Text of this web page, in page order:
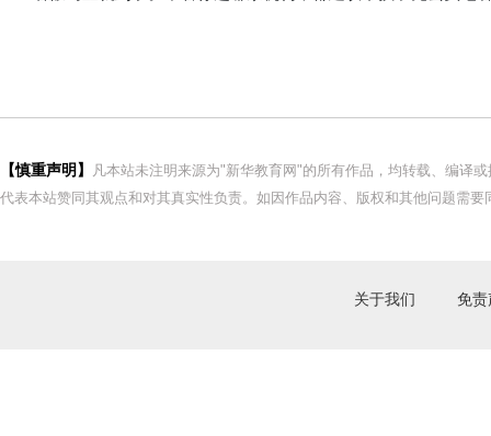
【慎重声明】
凡本站未注明来源为"新华教育网"的所有作品，均转载、编译
代表本站赞同其观点和对其真实性负责。如因作品内容、版权和其他问题需
关于我们 免责